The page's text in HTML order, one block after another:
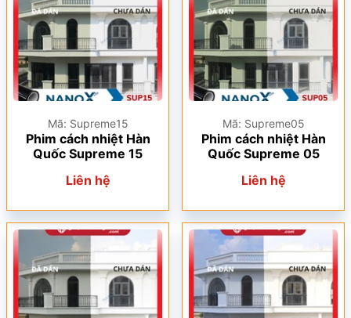
Mã: Supreme15
Phim cách nhiệt Hàn
Quốc Supreme 15
Liên hệ
Mã: Supreme05
Phim cách nhiệt Hàn
Quốc Supreme 05
Liên hệ